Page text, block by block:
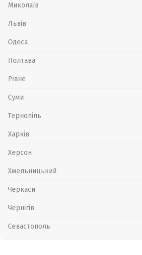
Миколаїв
Львів
Одеса
Полтава
Рівне
Суми
Тернопіль
Харків
Херсон
Хмельницький
Черкаси
Чернігів
Севастополь